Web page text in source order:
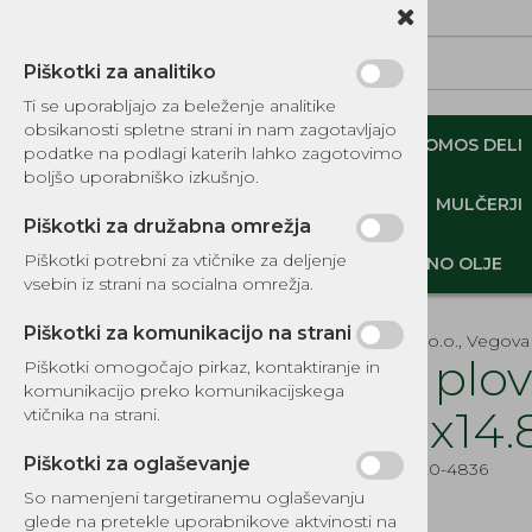
NADOMESTNI TOMOS DELI ORIGINALNI TOMOS DELI
MULČERJI
DELI, OPREMA - GOZD, VRT, DOM MOTORNO OLJE
KATALOG REZERVNIH DELOV
TOMOS
DELI, OPREMA - GOZD, VRT,
EKOTEH d.o.o.,
Igla
Šifra: EG520-4836
Piškotki za analitiko
Ti se uporabljajo za beleženje analitike
obsikanosti spletne strani in nam zagotavljajo
podatke na podlagi katerih lahko zagotovimo
boljšo uporabniško izkušnjo.
Piškotki za družabna omrežja
Piškotki potrebni za vtičnike za deljenje
vsebin iz strani na socialna omrežja.
Piškotki za komunikacijo na strani
Piškotki omogočajo pirkaz, kontaktiranje in
komunikacijo preko komunikacijskega
vtičnika na strani.
Piškotki za oglaševanje
So namenjeni targetiranemu oglaševanju
glede na pretekle uporabnikove aktvinosti na